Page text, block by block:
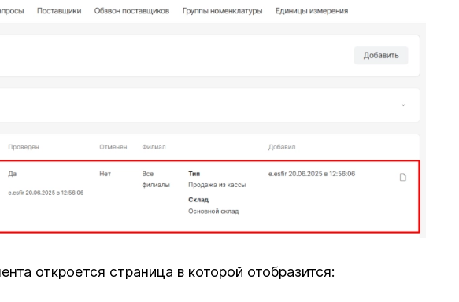
откроется страница в которой отобразится: